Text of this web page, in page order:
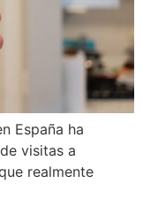
España ha
visitas a
realmente